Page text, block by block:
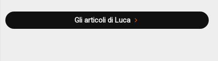
Gli articoli di Luca